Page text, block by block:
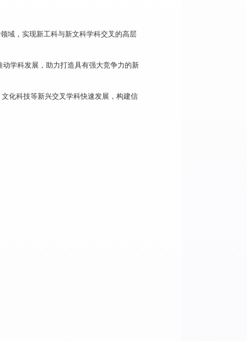
域，实现新工科与新文科学科交叉的高层
学科发展，助力打造具有强大竞争力的新
化科技等新兴交叉学科快速发展，构建信